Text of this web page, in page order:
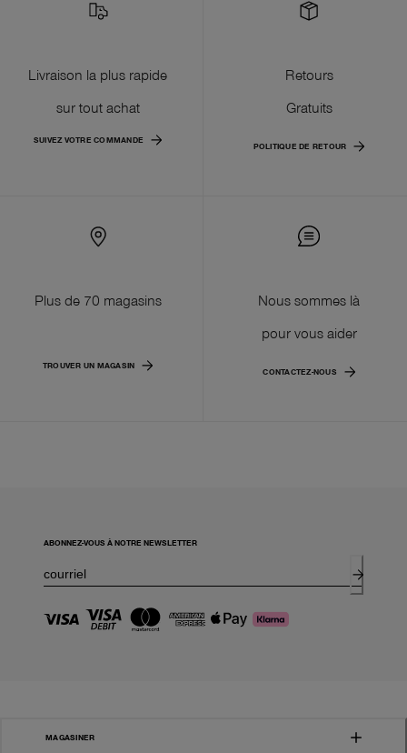
Livraison la plus rapide
sur tout achat
SUIVEZ VOTRE COMMANDE
Retours
Gratuits
POLITIQUE DE RETOUR
Plus de 70 magasins
TROUVER UN MAGASIN
Nous sommes là
pour vous aider
CONTACTEZ-NOUS
ABONNEZ-VOUS À NOTRE NEWSLETTER
MAGASINER